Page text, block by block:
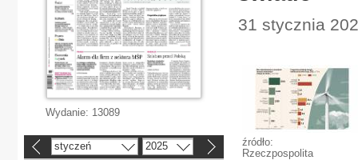
31 stycznia
źródło:
Rzeczpospolita
Wydanie: 13089
styczeń 2025